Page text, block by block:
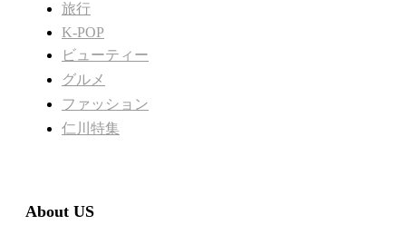
旅行
K-POP
ビューティー
グルメ
ファッション
仁川特集
About US